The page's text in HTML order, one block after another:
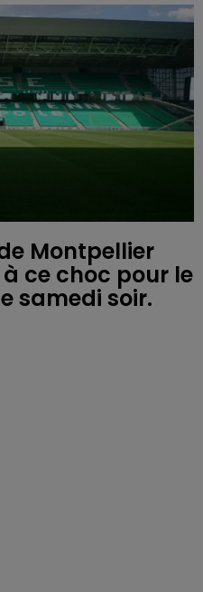
Montpellier
ce choc pour le
samedi soir.